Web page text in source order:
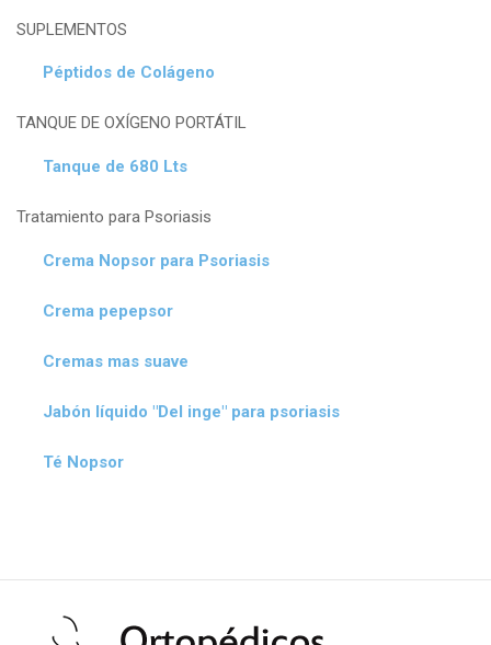
SUPLEMENTOS
Péptidos de Colágeno
TANQUE DE OXÍGENO PORTÁTIL
Tanque de 680 Lts
Tratamiento para Psoriasis
Crema Nopsor para Psoriasis
Crema pepepsor
Cremas mas suave
Jabón líquido "Del inge" para psoriasis
Té Nopsor